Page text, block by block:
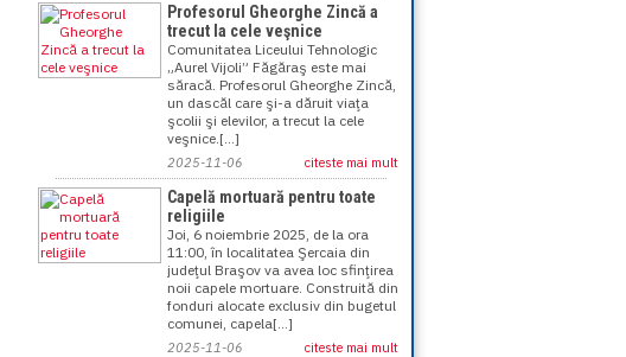
Profesorul Gheorghe Zincă a
trecut la cele veşnice
Comunitatea Liceului Tehnologic
„Aurel Vijoli” Făgăraş este mai
săracă. Profesorul Gheorghe Zincă,
un dascăl care şi-a dăruit viaţa
şcolii şi elevilor, a trecut la cele
veşnice.[...]
2025-11-06 citeste mai mult
Capelă mortuară pentru toate
religiile
Joi, 6 noiembrie 2025, de la ora
11:00, în localitatea Şercaia din
judeţul Braşov va avea loc sfinţirea
noii capele mortuare. Construită din
fonduri alocate exclusiv din bugetul
comunei, capela[...]
2025-11-06 citeste mai mult